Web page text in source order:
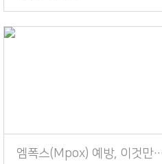
엠폭스(Mpox) 예방, 이것만은 꼭 지켜주세요!